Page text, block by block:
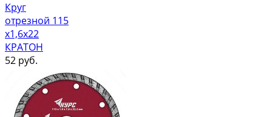
Круг
отрезной 115
х1,6х22
КРАТОН
52 руб.